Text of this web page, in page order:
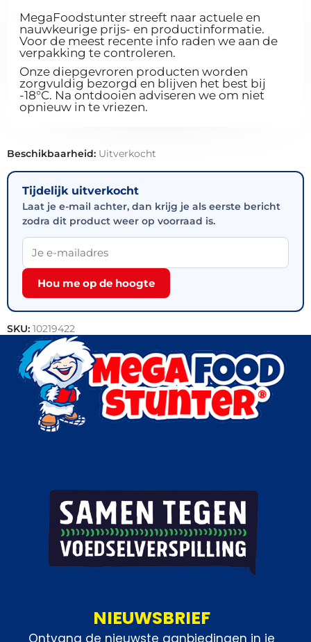
MegaFoodstunter streeft naar actuele en
nauwkeurige prijs- en productinformatie.
Voor de meest recente info raden we aan de
verpakking te controleren.
Onze diepgevroren producten worden
zorgvuldig bezorgd en blijven het best bij
-18°C. Na ontdooien adviseren we om niet
opnieuw in te vriezen.
Beschikbaarheid: Uitverkocht
Tijdelijk uitverkocht
Laat je e-mail achter, dan krijg je als eerste bericht
zodra dit product weer op voorraad is.
Hou me op de hoogte
SKU: 10219422
Categorieën:Bakkerij
NIEUWSBRIEF
Ontvang de nieuwste aanbiedingen in je